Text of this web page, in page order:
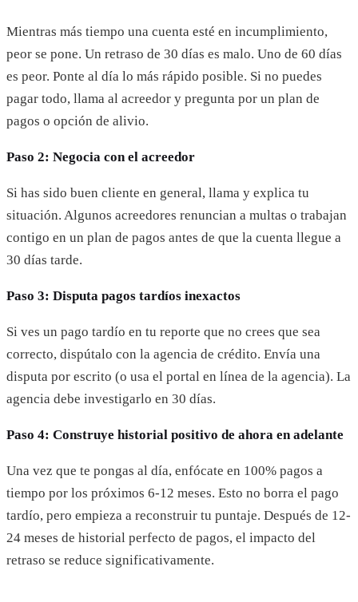
Mientras más tiempo una cuenta esté en incumplimiento,
peor se pone. Un retraso de 30 días es malo. Uno de 60 días
es peor. Ponte al día lo más rápido posible. Si no puedes
pagar todo, llama al acreedor y pregunta por un plan de
pagos o opción de alivio.
Paso 2: Negocia con el acreedor
Si has sido buen cliente en general, llama y explica tu
situación. Algunos acreedores renuncian a multas o trabajan
contigo en un plan de pagos antes de que la cuenta llegue a
30 días tarde.
Paso 3: Disputa pagos tardíos inexactos
Si ves un pago tardío en tu reporte que no crees que sea
correcto, dispútalo con la agencia de crédito. Envía una
disputa por escrito (o usa el portal en línea de la agencia). La
agencia debe investigarlo en 30 días.
Paso 4: Construye historial positivo de ahora en adelante
Una vez que te pongas al día, enfócate en 100% pagos a
tiempo por los próximos 6-12 meses. Esto no borra el pago
tardío, pero empieza a reconstruir tu puntaje. Después de 12-
24 meses de historial perfecto de pagos, el impacto del
retraso se reduce significativamente.